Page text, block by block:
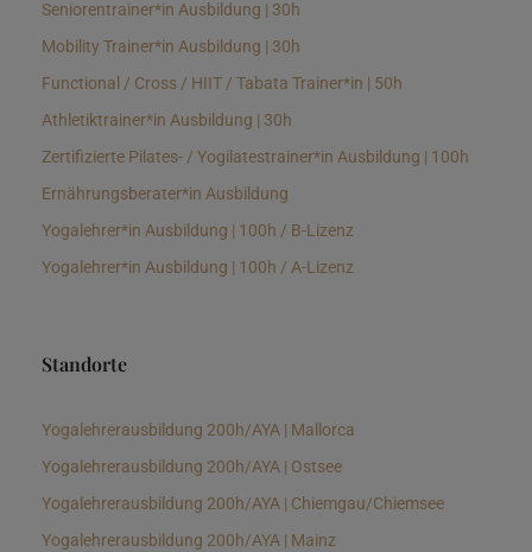
Seniorentrainer*in Ausbildung | 30h
Mobility Trainer*in Ausbildung | 30h
Functional / Cross / HIIT / Tabata Trainer*in | 50h
Athletiktrainer*in Ausbildung | 30h
Zertifizierte Pilates- / Yogilatestrainer*in Ausbildung | 100h
Ernährungsberater*in Ausbildung
Yogalehrer*in Ausbildung | 100h / B-Lizenz
Yogalehrer*in Ausbildung | 100h / A-Lizenz
Standorte
Yogalehrerausbildung 200h/AYA | Mallorca
Yogalehrerausbildung 200h/AYA | Ostsee
Yogalehrerausbildung 200h/AYA | Chiemgau/Chiemsee
Yogalehrerausbildung 200h/AYA | Mainz